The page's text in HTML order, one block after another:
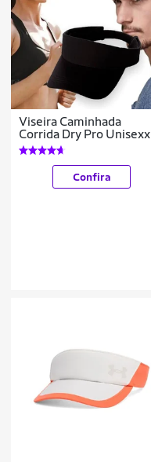
Viseira Caminhada
Corrida Dry Pro Unisexx
255
Confira